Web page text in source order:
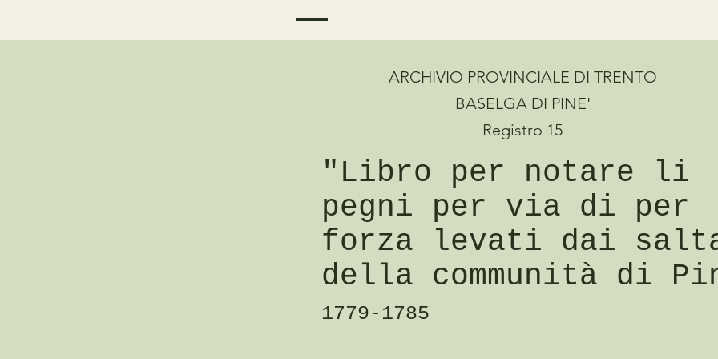
"Libro per notare li
pegni per via di per
forza levati dai
della communità di
1779-1785
ARCHIVIO PROVINCIALE DI TRENTO
BASELGA DI PINE'
Registro 15